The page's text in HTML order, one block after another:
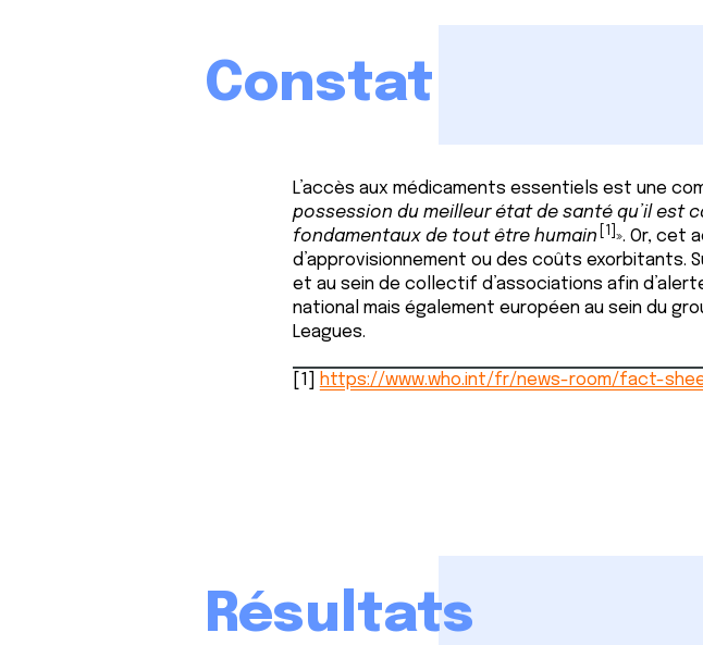
Constat
L’accès aux médicaments essentiels est une
possession du meilleur état de santé qu’il est
fondamentaux de tout être humain
». Or, cet
d’approvisionnement ou des coûts exorbitants.
et au sein de collectif d’associations afin
national mais également européen au sein du
Leagues.
[1] https://www.who.int/fr/news-room/fact-
Résultats